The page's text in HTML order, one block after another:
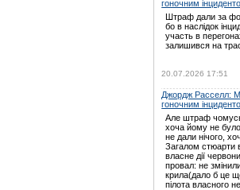
гоночним
Штраф дали за
бо в наслідок
участь в
залишився на
20.07.2026 17:51
Джордж Расселл:
гоночним
Але штраф чомусь
хоча йому не
не дали нічого,
Загалом стюарти
власне дії
провал: не
крила(дало б це
пілота власного